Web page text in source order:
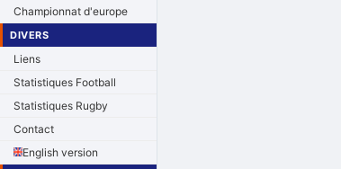
Championnat d'europe
DIVERS
Liens
Statistiques Football
Statistiques Rugby
Contact
English version